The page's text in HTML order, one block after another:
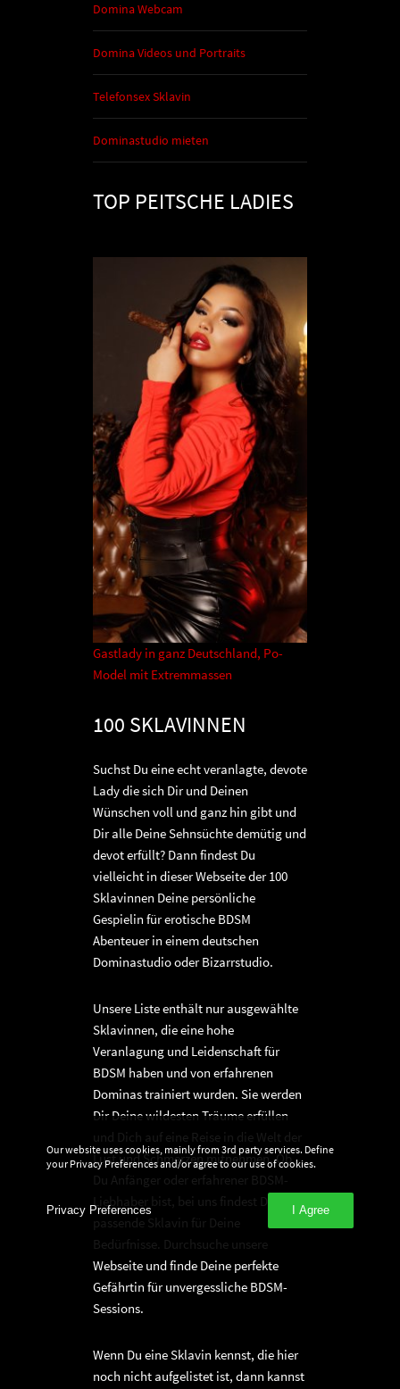
Domina Webcam
Domina Videos und Portraits
Telefonsex Sklavin
Dominastudio mieten
TOP PEITSCHE LADIES
Gastlady in ganz Deutschland, Po-
Model mit Extremmassen
100 SKLAVINNEN
Suchst Du eine echt veranlagte, devote
Lady die sich Dir und Deinen
Wünschen voll und ganz hin gibt und
Dir alle Deine Sehnsüchte demütig und
devot erfüllt? Dann findest Du
vielleicht in dieser Webseite der 100
Sklavinnen Deine persönliche
Gespielin für erotische BDSM
Abenteuer in einem deutschen
Dominastudio oder Bizarrstudio.
Unsere Liste enthält nur ausgewählte
Sklavinnen, die eine hohe
Veranlagung und Leidenschaft für
BDSM haben und von erfahrenen
Dominas trainiert wurden. Sie werden
Dir Deine wildesten Träume erfüllen
und Dich auf eine Reise in die Welt der
Lust und Schmerzen mitnehmen. Ob
Du Anfänger oder erfahrener BDSM-
Liebhaber bist, bei uns findest Du die
passende Sklavin für Deine
Bedürfnisse. Durchsuche unsere
Webseite und finde Deine perfekte
Gefährtin für unvergessliche BDSM-
Sessions.
Wenn Du eine Sklavin kennst, die hier
noch nicht aufgelistet ist, dann kannst
Our website uses cookies, mainly from 3rd party services. Define
your Privacy Preferences and/or agree to our use of cookies.
Privacy Preferences I Agree